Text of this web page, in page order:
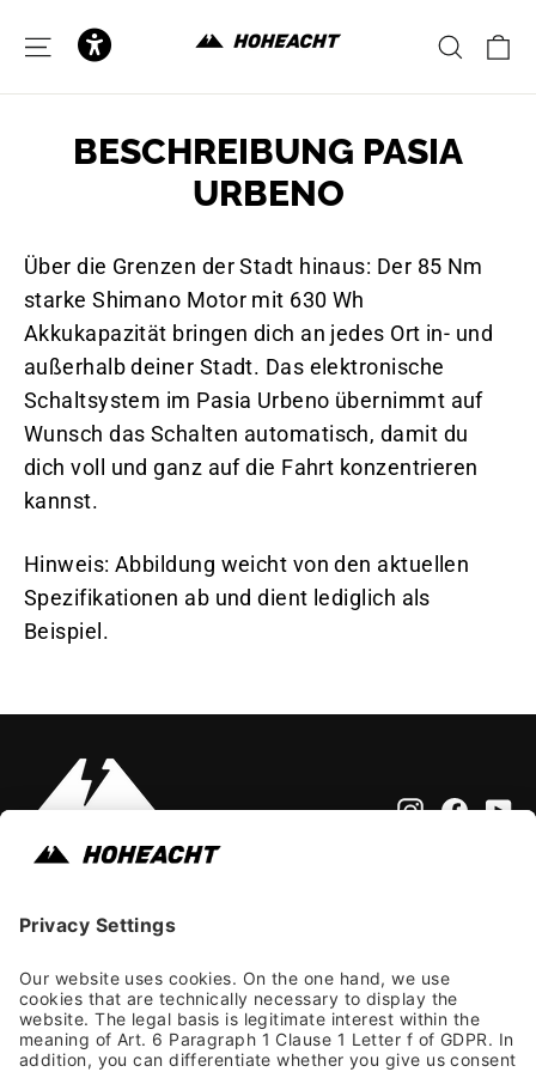
contentSITE NAVIGATION
BESCHREIBUNG PASIA
URBENO
Über die Grenzen der Stadt hinaus: Der 85 Nm
starke Shimano Motor mit 630 Wh
Akkukapazität bringen dich an jedes Ort in- und
außerhalb deiner Stadt. Das elektronische
Schaltsystem im Pasia Urbeno übernimmt auf
Wunsch das Schalten automatisch, damit du
dich voll und ganz auf die Fahrt konzentrieren
kannst.
Hinweis: Abbildung weicht von den aktuellen
Spezifikationen ab und dient lediglich als
Beispiel.
Instagram
Allgemeine Geschäftsbedingungen
Datenschutzhinweis